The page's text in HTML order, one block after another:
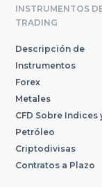
INSTRUMENTOS
TRADING
Descripción de
Instrumentos
Forex
Metales
CFD Sobre Indices
Petróleo
Criptodivisas
Contratos a Plazo